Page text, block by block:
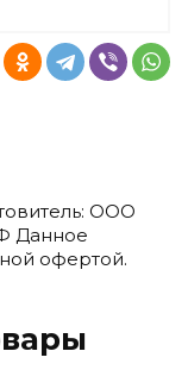
ООО
Данное
офертой.